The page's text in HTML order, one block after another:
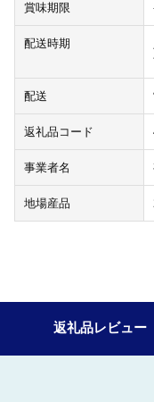
賞味期限
配送時期
配送
返礼品コード
事業者名
地場産品
返礼品レビュー